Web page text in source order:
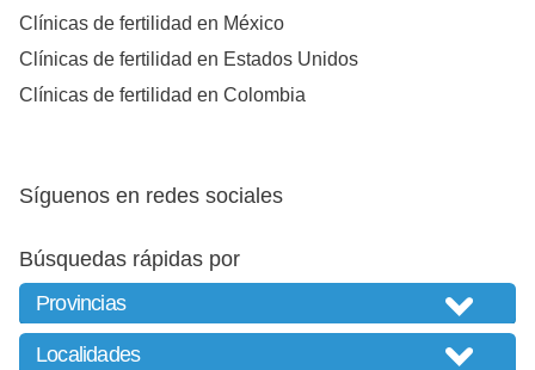
Clínicas de fertilidad en México
Clínicas de fertilidad en Estados Unidos
Clínicas de fertilidad en Colombia
Síguenos en redes sociales
Búsquedas rápidas por